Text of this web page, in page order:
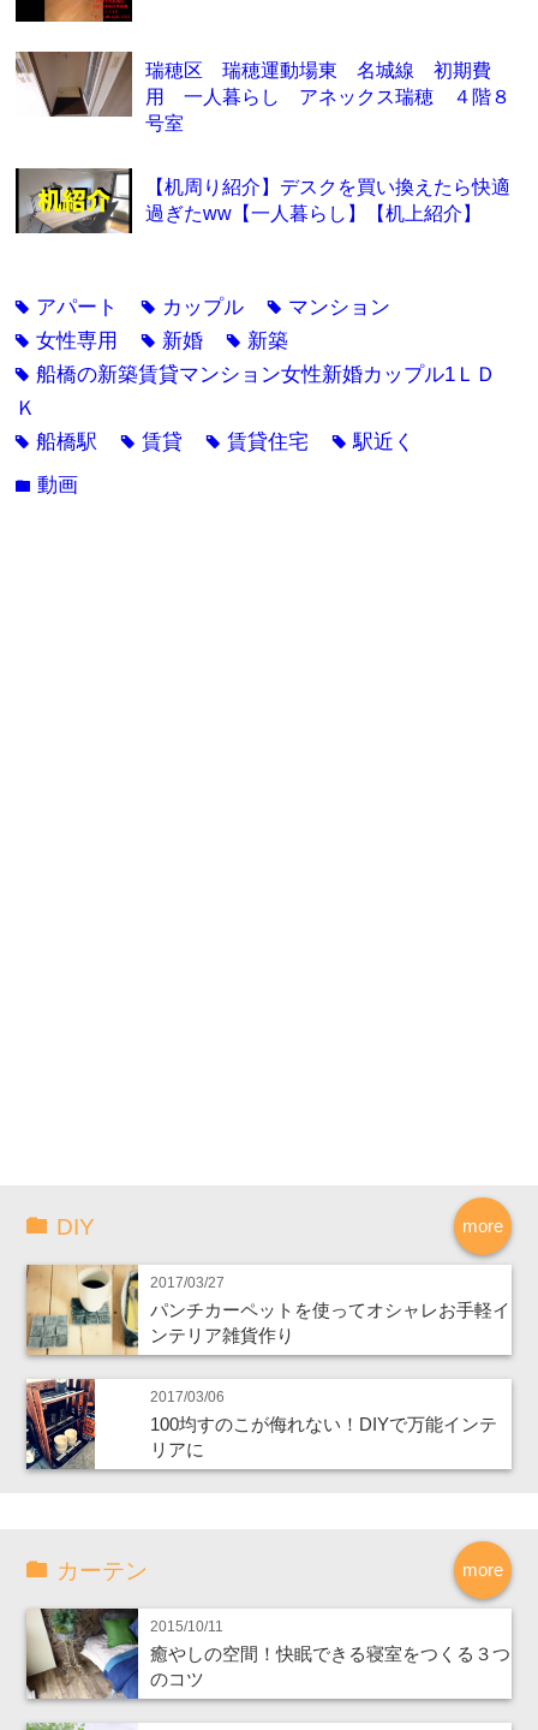
瑞穂区 瑞穂運動場東 名城線 初期費
用 一人暮らし アネックス瑞穂 ４階８
号室
【机周り紹介】デスクを買い換えたら快適
過ぎたww【一人暮らし】【机上紹介】
tag アパート tag カップル tag マンション
tag女性専用 tag 新婚 tag 新築
tag船橋の新築賃貸マンション女性新婚カップル1ＬＤ
Ｋ
tag船橋駅 tag賃貸 tag賃貸住宅 tag駅近く
folder動画
more
DIY
2017/03/27
パンチカーペットを使ってオシャレお手軽イ
ンテリア雑貨作り
2017/03/06
100均すのこが侮れない！DIYで万能インテ
リアに
more
カーテン
2015/10/11
癒やしの空間！快眠できる寝室をつくる３つ
のコツ